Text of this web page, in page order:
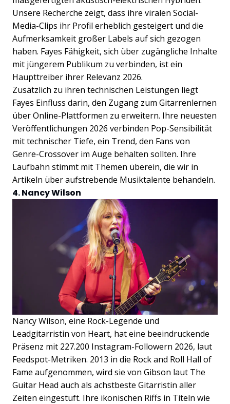
Unsere Recherche zeigt, dass ihre viralen Social-
Media-Clips ihr Profil erheblich gesteigert und die
Aufmerksamkeit großer Labels auf sich gezogen
haben. Fayes Fähigkeit, sich über zugängliche Inhalte
mit jüngerem Publikum zu verbinden, ist ein
Haupttreiber ihrer Relevanz 2026.
Zusätzlich zu ihren technischen Leistungen liegt
Fayes Einfluss darin, den Zugang zum Gitarrenlernen
über Online-Plattformen zu erweitern. Ihre neuesten
Veröffentlichungen 2026 verbinden Pop-Sensibilität
mit technischer Tiefe, ein Trend, den Fans von
Genre-Crossover im Auge behalten sollten. Ihre
Laufbahn stimmt mit Themen überein, die wir in
Artikeln über aufstrebende Musiktalente behandeln.
4. Nancy Wilson
Nancy Wilson, eine Rock-Legende und
Leadgitarristin von Heart, hat eine beeindruckende
Präsenz mit 227.200 Instagram-Followern 2026, laut
Feedspot-Metriken. 2013 in die Rock and Roll Hall of
Fame aufgenommen, wird sie von Gibson laut The
Guitar Head auch als achstbeste Gitarristin aller
Zeiten eingestuft. Ihre ikonischen Riffs in Titeln wie